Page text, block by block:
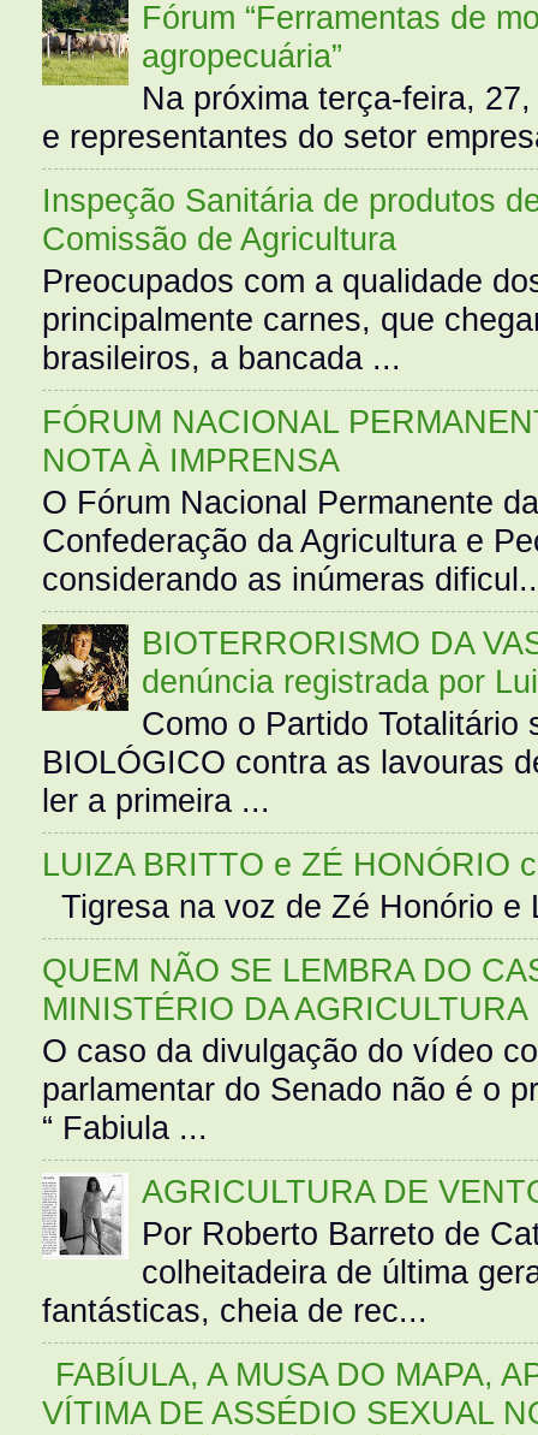
Fórum “Ferramentas de
agropecuária”
Na próxima terça-feira,
e representantes do setor
Inspeção Sanitária de produtos
Comissão de Agricultura
Preocupados com a qualidade
principalmente carnes, que
brasileiros, a bancada ...
FÓRUM NACIONAL
NOTA À IMPRENSA
O Fórum Nacional Permanente
Confederação da Agricultura e
considerando as inúmeras
BIOTERRORISMO DA
denúncia registrada por
Como o Partido Totalitário
BIOLÓGICO contra as lavouras
ler a primeira ...
LUIZA BRITTO e ZÉ HONÓRIO
Tigresa na voz de Zé Honório
QUEM NÃO SE LEMBRA DO
MINISTÉRIO DA AGRICULTURA
O caso da divulgação do vídeo
parlamentar do Senado não é o
“ Fabiula ...
AGRICULTURA DE
Por Roberto Barreto de
colheitadeira de última
fantásticas, cheia de rec...
FABÍULA, A MUSA DO MAPA,
VÍTIMA DE ASSÉDIO SEXUAL